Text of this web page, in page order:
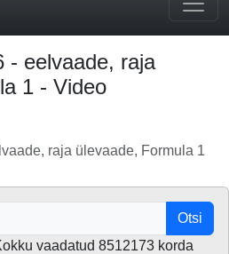
- eelvaade, raja
1 - Video
raja ülevaade, Formula 1
Otsi
vaadatud 8512173 korda